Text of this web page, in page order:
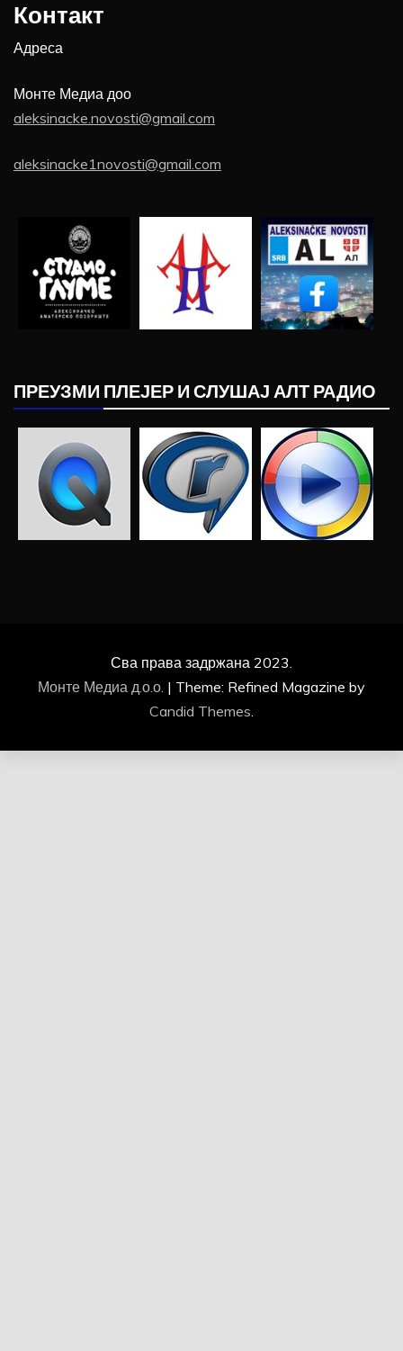
Контакт
Адреса
Монте Медиа доо
aleksinacke.novosti@gmail.com
aleksinacke1novosti@gmail.com
ПРЕУЗМИ ПЛЕЈЕР И СЛУШАЈ АЛТ РАДИО
Сва права задржана 2023.
Монте Медиа д.о.о. | Theme: Refined Magazine by
Candid Themes